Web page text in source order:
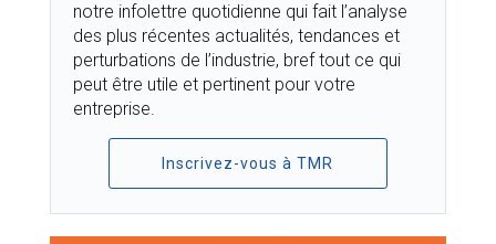
notre infolettre quotidienne qui fait l’analyse
des plus récentes actualités, tendances et
perturbations de l’industrie, bref tout ce qui
peut être utile et pertinent pour votre
entreprise.
Inscrivez-vous à TMR